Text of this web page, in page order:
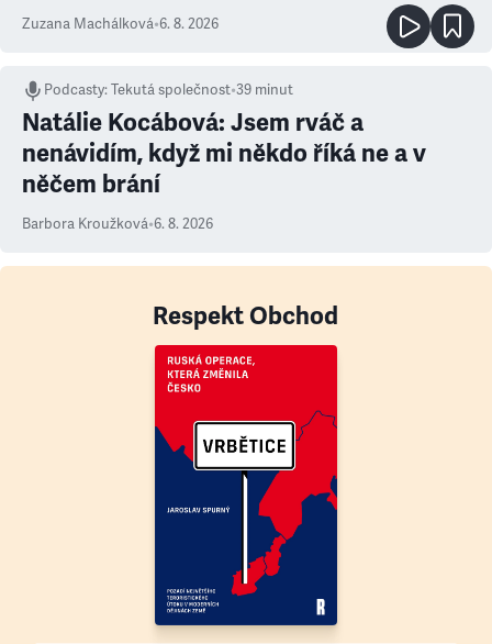
Zuzana Machálková•6. 8. 2026
Podcasty:Tekutá společnost•39 minut
Natálie Kocábová: Jsem rváč a
nenávidím, když mi někdo říká ne a v
něčem brání
Barbora Kroužková•6. 8. 2026
Respekt Obchod